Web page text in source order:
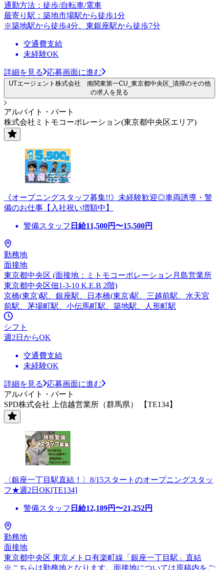
通勤方法：徒歩/自転車/電車
最寄り駅：築地市場駅から徒歩1分
※築地駅から徒歩4分、東銀座駅から徒歩7分
交通費支給
未経験OK
詳細を見る 応募画面に進む
UTエージェント株式会社 南関東第一CU_東京都中央区_清掃のその他
の求人を見る
アルバイト・パート
株式会社ミトモコーポレーション(東京都中央区エリア)
《オープニングスタッフ募集!!》未経験歓迎◎車両誘導・警
備のお仕事【入社祝い増額中】
警備スタッフ 日給11,500円〜15,500円
勤務地
面接地
東京都中央区 (面接地：ミトモコーポレーション月島営業所
東京都中央区佃1-3-10 K.E.B 2階)
京橋(東京)駅、銀座駅、日本橋(東京)駅、三越前駅、水天宮
前駅、茅場町駅、小伝馬町駅、築地駅、人形町駅
シフト
週2日からOK
交通費支給
未経験OK
詳細を見る
応募画面に進む
アルバイト・パート
SPD株式会社 上信越営業所（群馬県） 【TE134】
〈銀座一丁目駅直結！〉8/15スタートのオープニングスタッ
フ★週2日OK[TE134]
警備スタッフ 日給12,189円〜21,252円
勤務地
面接地
東京都中央区 東京メトロ有楽町線「銀座一丁目駅」直結
※こちらは勤務地となります。面接地については原稿内をご